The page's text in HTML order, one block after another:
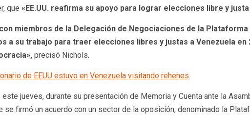
que «EE.UU. reafirma su apoyo para lograr elecciones libre y
miembros de la Delegación de Negociaciones de la
a su trabajo para traer elecciones libres y justas a Venezuela
precisó Nichols.
de EEUU estuvo en Venezuela visitando rehenes
jueves, durante su presentación de Memoria y Cuenta ante la
se firmó un acuerdo con un sector de la oposición, denominado la